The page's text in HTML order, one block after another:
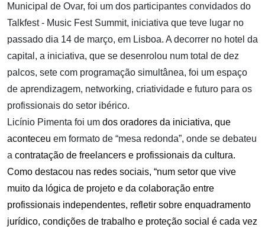
Municipal de Ovar, foi um dos participantes convidados do
Talkfest - Music Fest Summit, iniciativa que teve lugar no
passado dia 14 de março, em Lisboa. A decorrer no hotel da
capital, a iniciativa, que se desenrolou num total de dez
palcos, sete com programação simultânea, foi um espaço
de aprendizagem, networking, criatividade e futuro para os
profissionais do setor ibérico.
Licínio Pimenta foi um dos oradores da iniciativa, que
aconteceu em formato de “mesa redonda”, onde se debateu
a contratação de freelancers e profissionais da cultura.
Como destacou nas redes sociais, “num setor que vive
muito da lógica de projeto e da colaboração entre
profissionais independentes, refletir sobre enquadramento
jurídico, condições de trabalho e proteção social é cada vez